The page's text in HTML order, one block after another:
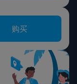
购买